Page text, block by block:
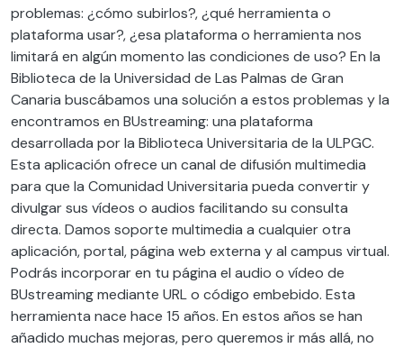
problemas: ¿cómo subirlos?, ¿qué herramienta o
plataforma usar?, ¿esa plataforma o herramienta nos
limitará en algún momento las condiciones de uso? En la
Biblioteca de la Universidad de Las Palmas de Gran
Canaria buscábamos una solución a estos problemas y la
encontramos en BUstreaming: una plataforma
desarrollada por la Biblioteca Universitaria de la ULPGC.
Esta aplicación ofrece un canal de difusión multimedia
para que la Comunidad Universitaria pueda convertir y
divulgar sus vídeos o audios facilitando su consulta
directa. Damos soporte multimedia a cualquier otra
aplicación, portal, página web externa y al campus virtual.
Podrás incorporar en tu página el audio o vídeo de
BUstreaming mediante URL o código embebido. Esta
herramienta nace hace 15 años. En estos años se han
añadido muchas mejoras, pero queremos ir más allá, no